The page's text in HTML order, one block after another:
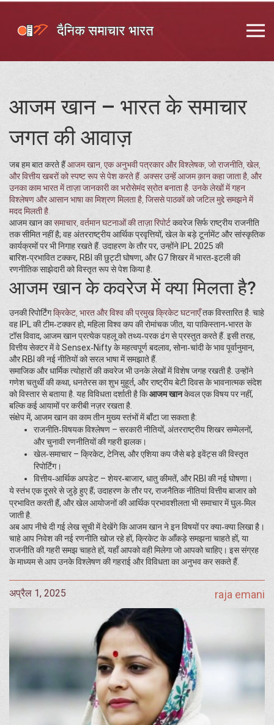
आजम खान – भारत के समाचार
जगत की आवाज़
जब हम बात करते हैंआजम खान एक अनुभवी पत्रकार और विश्लेषक, जो राजनीति, खेल,
और वित्तीय खबरों को स्पष्ट रूप से पेश करते हैं. अक्सर उन्हेंआजम क़ानकहा जाता है, और
उनका काम भारत में ताज़ा जानकारी का भरोसेमंद स्रोत बनाता है. उनके लेखों में गहन
विश्लेषण और आसान भाषा का मिश्रण मिलता है, जिससे पाठकों को जटिल मुद्दे समझने में
मदद मिलती है.
आजम खान कासमाचार, वर्तमान घटनाओं की ताज़ा रिपोर्टकवरेज सिर्फ राष्ट्रीय राजनीति
तक सीमित नहीं है; वह अंतरराष्ट्रीय आर्थिक प्रवृत्तियों, खेल के बड़े टूर्नामेंट और सांस्कृतिक
कार्यक्रमों पर भी निगाह रखते हैं. उदाहरण के तौर पर, उन्होंने IPL 2025 की
बारिश‑प्रभावित टक्कर, RBI की छुट्टी घोषणा, और G7 शिखर में भारत‑इटली की
रणनीतिक साझेदारी को विस्तृत रूप से पेश किया है.
आजम खान के कवरेज में क्या मिलता है?
उनकी रिपोर्टिंगक्रिकेट भारत और विश्व की प्रमुख क्रिकेट घटनाएँतक विस्तारित है. चाहे
वह IPL की टीम‑टक्कर हो, महिला विश्व कप की रोमांचक जीत, या पाकिस्तान‑भारत के
टॉस विवाद, आजम खान प्रत्येक पहलू को तथ्य‑परक ढंग से प्रस्तुत करते हैं. इसी तरह,
वित्तीय सेक्टर में वे Sensex‑Nifty के महत्वपूर्ण बदलाव, सोना‑चांदी के भाव पूर्वानुमान,
और RBI की नई नीतियों को सरल भाषा में समझाते हैं.
समाजिक और धार्मिक त्योहारों की कवरेज भी उनके लेखों में विशेष जगह रखती है. उन्होंने
गणेश चतुर्थी की कथा, धनतेरस का शुभ मुहूर्त, और राष्ट्रीय बेटी दिवस के भावनात्मक संदेश
को विस्तार से बताया है. यह विविधता दर्शाती है किआजम खानकेवल एक विषय पर नहीं,
बल्कि कई आयामों पर करीबी नज़र रखता है.
संक्षेप में, आजम खान का काम तीन मुख्य स्तंभों में बाँटा जा सकता है:
राजनीति‑विषयक विश्लेषण – सरकारी नीतियों, अंतरराष्ट्रीय शिखर सम्मेलनों,
और चुनावी रणनीतियों की गहरी झलक।
खेल‑समाचार – क्रिकेट, टेनिस, और एशिया कप जैसे बड़े इवेंट्स की विस्तृत
रिपोर्टिंग।
वित्तीय‑आर्थिक अपडेट – शेयर‑बाजार, धातु कीमतें, और RBI की नई घोषणा।
ये स्तंभ एक दूसरे से जुड़े हुए हैं; उदाहरण के तौर पर, राजनैतिक नीतियां वित्तीय बाजार को
प्रभावित करती हैं, और खेल आयोजनों की आर्थिक प्रभावशीलता भी समाचार में घुल‑मिल
जाती है.
अब आप नीचे दी गई लेख सूची में देखेंगे कि आजम खान ने इन विषयों पर क्या‑क्या लिखा है।
चाहे आप निवेश की नई रणनीति खोज रहे हों, क्रिकेट के आँकड़े समझना चाहते हों, या
राजनीति की गहरी समझ चाहते हों, यहाँ आपको वही मिलेगा जो आपको चाहिए। इस संग्रह
के माध्यम से आप उनके विश्लेषण की गहराई और विविधता का अनुभव कर सकते हैं.
अप्रैल 1, 2025 raja emani